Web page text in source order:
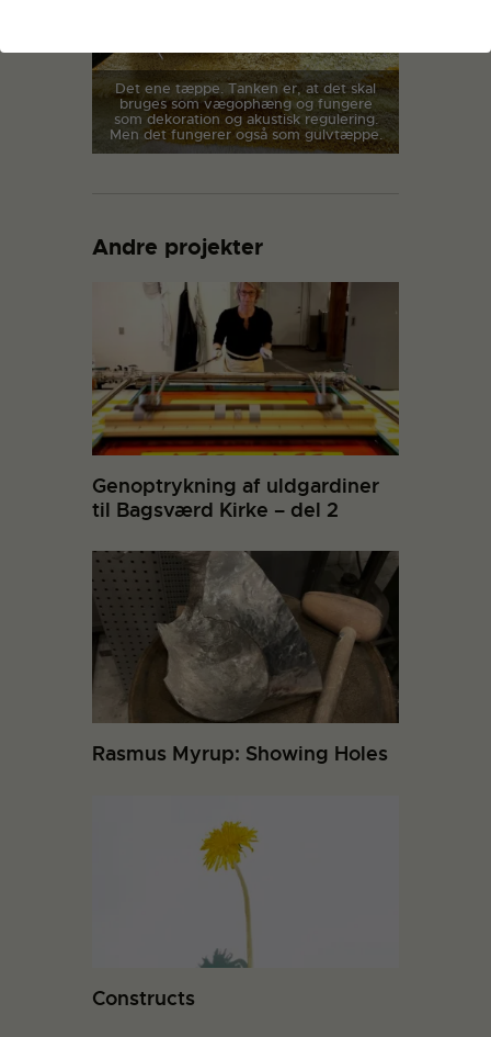
Det ene tæppe. Tanken er, at det skal
bruges som vægophæng og fungere
som dekoration og akustisk regulering.
Men det fungerer også som gulvtæppe.
Andre projekter
Genoptrykning af uldgardiner
til Bagsværd Kirke – del 2
Rasmus Myrup: Showing Holes
Constructs